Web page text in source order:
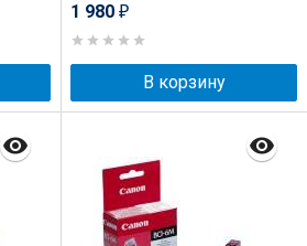
1 980 ₽
В корзину